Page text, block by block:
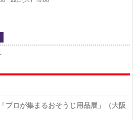
プロが集まるおそうじ用品展」（大阪